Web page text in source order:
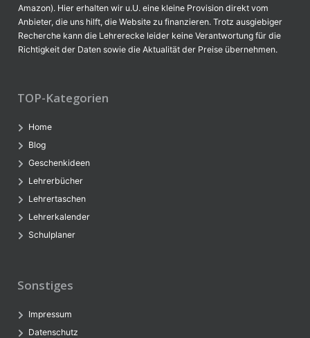
Amazon). Hier erhalten wir u.U. eine kleine Provision direkt vom
Anbieter, die uns hilft, die Website zu finanzieren. Trotz ausgiebiger
Recherche kann die Lehrerecke leider keine Verantwortung für die
Richtigkeit der Daten sowie die Aktualität der Preise übernehmen.
TOP-Kategorien
Home
Blog
Geschenkideen
Lehrerbücher
Lehrertaschen
Lehrerkalender
Schulplaner
Sonstiges
Impressum
Datenschutz